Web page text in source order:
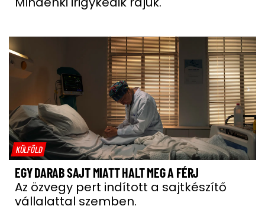
KÜLFÖLD
EGY DARAB SAJT MIATT HALT MEG A FÉRJ
Az özvegy pert indított a sajtkészítő
vállalattal szemben.